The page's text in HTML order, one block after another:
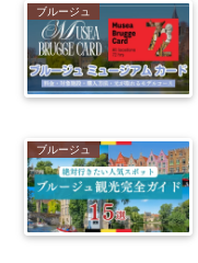
ブルージュ
ブルージュ